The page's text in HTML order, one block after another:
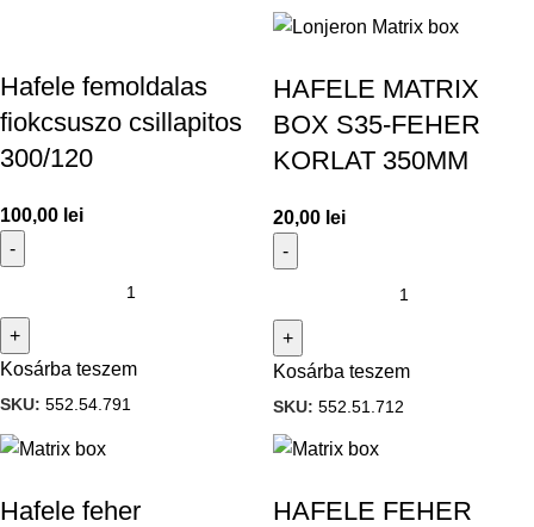
Hafele femoldalas
fiokcsuszo csillapitos
300/120
100,00 lei
Kosárba teszem
SKU: 552.54.791
HAFELE MATRIX
BOX S35-FEHER
KORLAT 350MM
20,00 lei
Kosárba teszem
SKU: 552.51.712
Hafele feher
HAFELE FEHER